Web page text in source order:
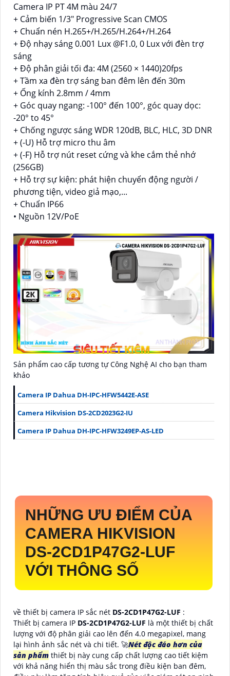
Camera IP PT 4M màu 24/7
+ Cảm biến 1/3" Progressive Scan CMOS
+ Chuẩn nén H.265+/H.265/H.264+/H.264
+ Độ nhạy sáng 0.001 Lux @F1.0, 0 Lux với đèn trợ
sáng
+ Độ phân giải tối đa: 4M (2560 × 1440)20fps
+ Tầm xa đèn trợ sáng ban đêm lên đến 30m
+ Ống kính 2.8mm / 4mm
+ Góc quay ngang: -100° đến 100°, góc quay dọc:
-20° to 45°
+ Chống ngược sáng WDR 120dB, BLC, HLC, 3D DNR
+ (-U) Hỗ trợ micro thu âm
+ (-F) Hỗ trợ nút reset cứng và khe cắm thẻ nhớ
(256GB)
+ Hỗ trợ sự kiện: phát hiện chuyển động người /
phương tiện, video giả mạo,...
+ Chuẩn IP66
• Nguồn 12V/PoE
Sản phẩm cao cấp tương tự Công Nghệ AI cho bạn tham
khảo
Camera IP Dahua DH-IPC-HFW5442E-ASE
Camera Hikvision DS-2CD2023G2-IU
Camera IP Dahua DH-IPC-HFW3249EP-AS-LED
NHỮNG ƯU ĐIỂM CỦA
CAMERA HIKVISION
DS-2CD1P47G2-LUF
VỚI THÔNG SỐ
về thiết bị camera IP sắc nét DS-2CD1P47G2-LUF :
Thiết bị camera IP DS-2CD1P47G2-LUF là một thiết bị chất
lượng với độ phân giải cao lên đến 4.0 megapixel, mang
lại hình ảnh sắc nét và chi tiết. 🚀Nét độc đáo hơn của
sản phẩm thiết bị này cung cấp chất lượng cao tiết kiệm
với khả năng hiển thị màu sắc trong điều kiện ban đêm,